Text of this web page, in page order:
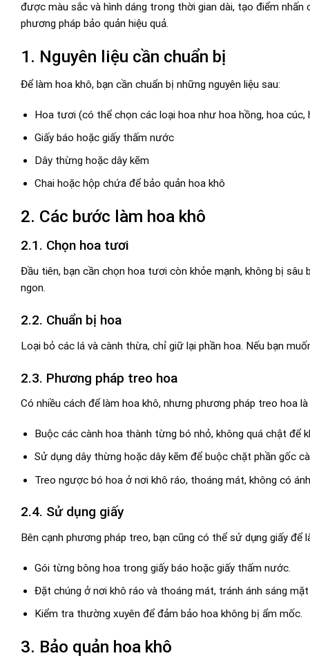
được màu sắc và hình dáng trong thời gian dài, tạo điểm
phương pháp bảo quản hiệu quả.
1. Nguyên liệu cần chuẩn bị
Để làm hoa khô, bạn cần chuẩn bị những nguyên liệu sau:
Hoa tươi (có thể chọn các loại hoa như hoa hồng, hoa cúc,
Giấy báo hoặc giấy thấm nước
Dây thừng hoặc dây kẽm
Chai hoặc hộp chứa để bảo quản hoa khô
2. Các bước làm hoa khô
2.1. Chọn hoa tươi
Đầu tiên, bạn cần chọn hoa tươi còn khỏe mạnh, không bị
ngon.
2.2. Chuẩn bị hoa
Loại bỏ các lá và cành thừa, chỉ giữ lại phần hoa. Nếu bạn
2.3. Phương pháp treo hoa
Có nhiều cách để làm hoa khô, nhưng phương pháp treo hoa
Buộc các cành hoa thành từng bó nhỏ, không quá chật để
Sử dụng dây thừng hoặc dây kẽm để buộc chặt phần gốc
Treo ngược bó hoa ở nơi khô ráo, thoáng mát, không có
2.4. Sử dụng giấy
Bên cạnh phương pháp treo, bạn cũng có thể sử dụng giấy để
Gói từng bông hoa trong giấy báo hoặc giấy thấm nước.
Đặt chúng ở nơi khô ráo và thoáng mát, tránh ánh sáng
Kiểm tra thường xuyên để đảm bảo hoa không bị ẩm mốc.
3. Bảo quản hoa khô